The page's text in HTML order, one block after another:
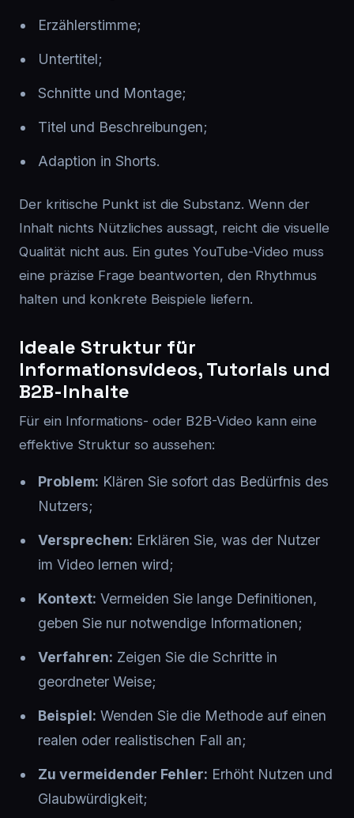
Erzählerstimme;
Untertitel;
Schnitte und Montage;
Titel und Beschreibungen;
Adaption in Shorts.
Der kritische Punkt ist die Substanz. Wenn der
Inhalt nichts Nützliches aussagt, reicht die visuelle
Qualität nicht aus. Ein gutes YouTube-Video muss
eine präzise Frage beantworten, den Rhythmus
halten und konkrete Beispiele liefern.
Ideale Struktur für
Informationsvideos, Tutorials und
B2B-Inhalte
Für ein Informations- oder B2B-Video kann eine
effektive Struktur so aussehen:
Problem: Klären Sie sofort das Bedürfnis des
Nutzers;
Versprechen: Erklären Sie, was der Nutzer
im Video lernen wird;
Kontext: Vermeiden Sie lange Definitionen,
geben Sie nur notwendige Informationen;
Verfahren: Zeigen Sie die Schritte in
geordneter Weise;
Beispiel: Wenden Sie die Methode auf einen
realen oder realistischen Fall an;
Zu vermeidender Fehler: Erhöht Nutzen und
Glaubwürdigkeit;